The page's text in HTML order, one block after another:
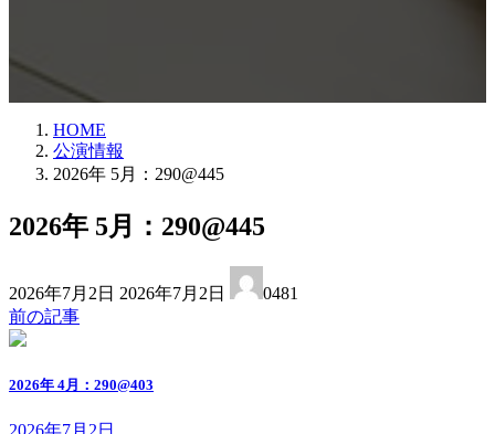
HOME
公演情報
2026年 5月：290@445
2026年 5月：290@445
2026年7月2日 終
時
2026年7月2日
0481
前の記事
2026年 4月：290@403